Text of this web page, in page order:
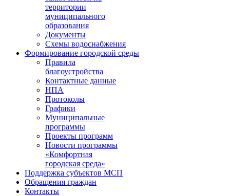
территории
муниципального
образования
Документы
Схемы водоснабжения
Формирование городской среды
Правила
благоустройства
Контактные данные
НПА
Протоколы
Графики
Муниципальные
программы
Проекты программ
Новости программы
«Комфортная
городская среда»
Поддержка субъектов МСП
Обращения граждан
Контакты